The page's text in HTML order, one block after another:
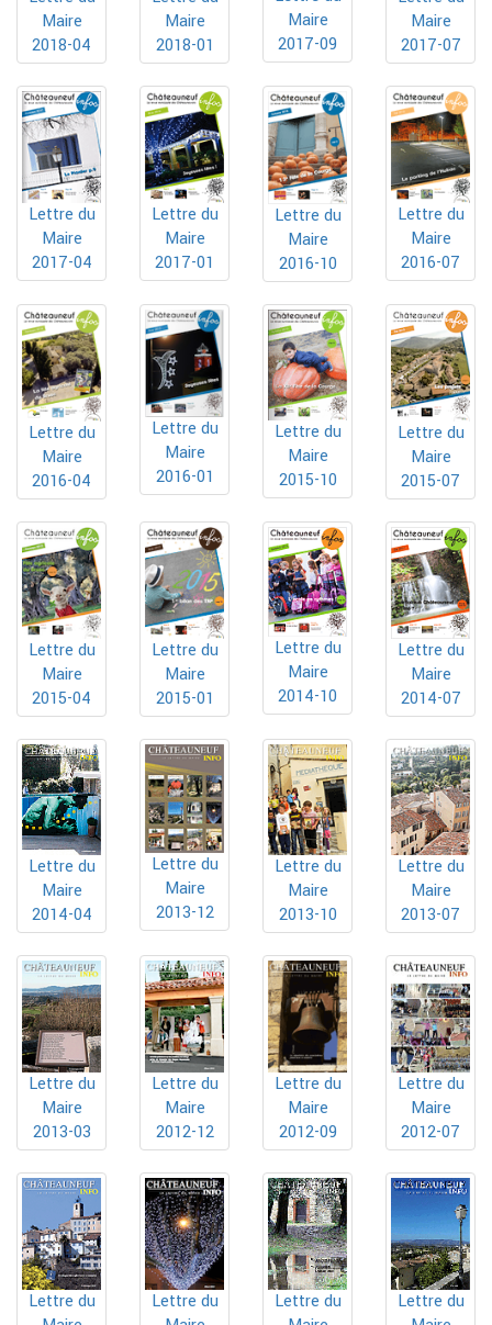
Maire
2018-04
Maire
2018-01
Maire
2017-09
Maire
2017-07
Lettre du
Maire
2017-04
Lettre du
Maire
2017-01
Lettre du
Maire
2016-10
Lettre du
Maire
2016-07
Lettre du
Maire
2016-04
Lettre du
Maire
2016-01
Lettre du
Maire
2015-10
Lettre du
Maire
2015-07
Lettre du
Maire
2015-04
Lettre du
Maire
2015-01
Lettre du
Maire
2014-10
Lettre du
Maire
2014-07
Lettre du
Maire
2014-04
Lettre du
Maire
2013-12
Lettre du
Maire
2013-10
Lettre du
Maire
2013-07
Lettre du
Maire
2013-03
Lettre du
Maire
2012-12
Lettre du
Maire
2012-09
Lettre du
Maire
2012-07
Lettre du
Lettre du
Lettre du
Lettre du